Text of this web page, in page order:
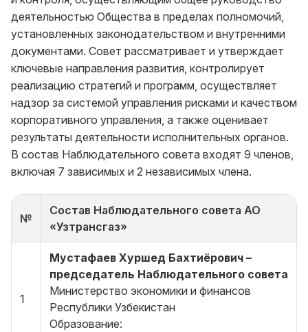
деятельностью Общества в пределах полномочий,
установленных законодательством и внутренними
документами. Совет рассматривает и утверждает
ключевые направления развития, контролирует
реализацию стратегий и программ, осуществляет
надзор за системой управления рисками и качеством
корпоративного управления, а также оценивает
результаты деятельности исполнительных органов.
В состав Наблюдательного совета входят 9 членов,
включая 7 зависимых и 2 независимых члена.
№
Состав Наблюдательного совета АО
«Узтрансгаз»
1
Мустафаев Хуршед Бахтиёрович –
председатель Наблюдательного совета
Министерство экономики и финансов
Республики Узбекистан
Образование: